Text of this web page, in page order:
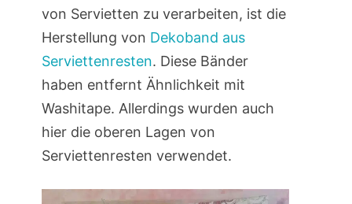
von Servietten zu verarbeiten, ist die
Herstellung von Dekoband aus
Serviettenresten. Diese Bänder
haben entfernt Ähnlichkeit mit
Washitape. Allerdings wurden auch
hier die oberen Lagen von
Serviettenresten verwendet.